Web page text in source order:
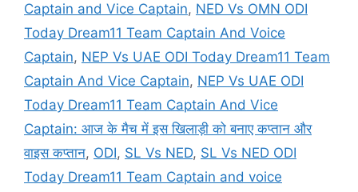
Captain and Vice Captain, NED Vs OMN ODI
Today Dream11 Team Captain And Voice
Captain, NEP Vs UAE ODI Today Dream11 Team
Captain And Vice Captain, NEP Vs UAE ODI
Today Dream11 Team Captain And Vice
Captain: आज के मैच में इस खिलाड़ी को बनाए कप्तान और
वाइस कप्तान, ODI, SL Vs NED, SL Vs NED ODI
Today Dream11 Team Captain and voice